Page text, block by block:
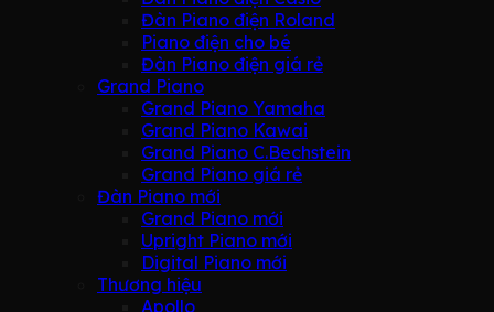
Đàn Piano điện Roland
Piano điện cho bé
Đàn Piano điện giá rẻ
Grand Piano
Grand Piano Yamaha
Grand Piano Kawai
Grand Piano C.Bechstein
Grand Piano giá rẻ
Đàn Piano mới
Grand Piano mới
Upright Piano mới
Digital Piano mới
Thương hiệu
Apollo